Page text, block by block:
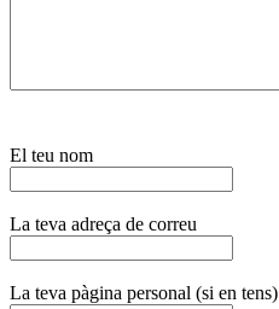
El teu nom
La teva adreça de correu
La teva pàgina personal (si en tens)